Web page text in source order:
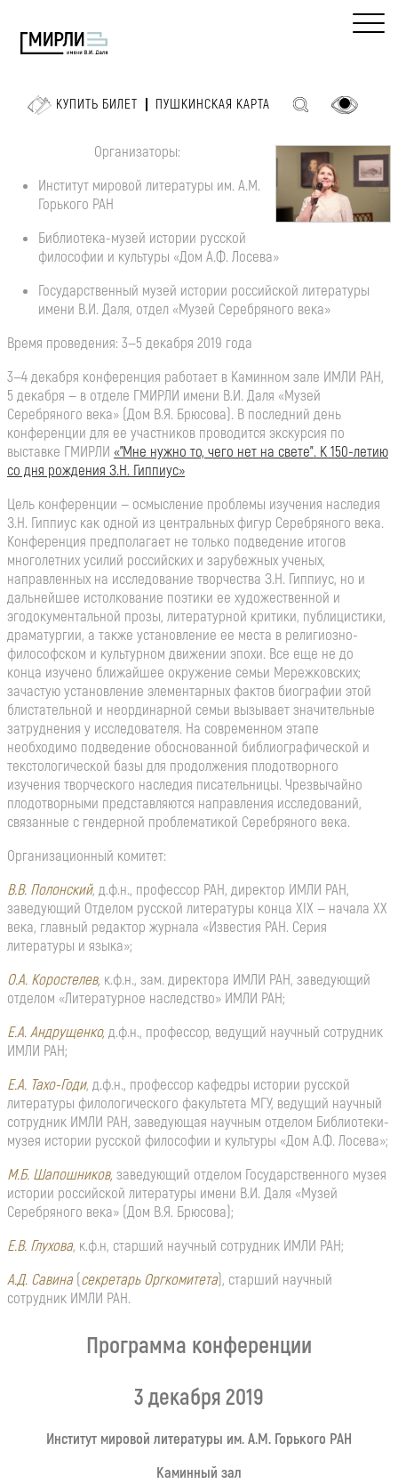
КУПИТЬ БИЛЕТ ПУШКИНСКАЯ КАРТА
Организаторы:
Институт мировой литературы им. А.М.
Горького РАН
Библиотека-музей истории русской
философии и культуры «Дом А.Ф. Лосева»
Государственный музей истории российской литературы
имени В.И. Даля, отдел «Музей Серебряного века»
Время проведения: 3—5 декабря 2019 года
3—4 декабря конференция работает в Каминном зале ИМЛИ РАН,
5 декабря — в отделе ГМИРЛИ имени В.И. Даля «Музей
Серебряного века» (Дом В.Я. Брюсова). В последний день
конференции для ее участников проводится экскурсия по
выставке ГМИРЛИ «”Мне нужно то, чего нет на свете”. К 150-летию
со дня рождения З.Н. Гиппиус»
Цель конференции — осмысление проблемы изучения наследия
З.Н. Гиппиус как одной из центральных фигур Серебряного века.
Конференция предполагает не только подведение итогов
многолетних усилий российских и зарубежных ученых,
направленных на исследование творчества З.Н. Гиппиус, но и
дальнейшее истолкование поэтики ее художественной и
эгодокументальной прозы, литературной критики, публицистики,
драматургии, а также установление ее места в религиозно-
философском и культурном движении эпохи. Все еще не до
конца изучено ближайшее окружение семьи Мережковских;
зачастую установление элементарных фактов биографии этой
блистательной и неординарной семьи вызывает значительные
затруднения у исследователя. На современном этапе
необходимо подведение обоснованной библиографической и
текстологической базы для продолжения плодотворного
изучения творческого наследия писательницы. Чрезвычайно
плодотворными представляются направления исследований,
связанные с гендерной проблематикой Серебряного века.
Организационный комитет:
В.В. Полонский, д.ф.н., профессор РАН, директор ИМЛИ РАН,
заведующий Отделом русской литературы конца XIX — начала XX
века, главный редактор журнала «Известия РАН. Серия
литературы и языка»;
О.А. Коростелев, к.ф.н., зам. директора ИМЛИ РАН, заведующий
отделом «Литературное наследство» ИМЛИ РАН;
Е.А. Андрущенко, д.ф.н., профессор, ведущий научный сотрудник
ИМЛИ РАН;
Е.А. Тахо-Годи, д.ф.н., профессор кафедры истории русской
литературы филологического факультета МГУ, ведущий научный
сотрудник ИМЛИ РАН, заведующая научным отделом Библиотеки-
музея истории русской философии и культуры «Дом А.Ф. Лосева»;
М.Б. Шапошников, заведующий отделом Государственного музея
истории российской литературы имени В.И. Даля «Музей
Серебряного века» (Дом В.Я. Брюсова);
Е.В. Глухова, к.ф.н, старший научный сотрудник ИМЛИ РАН;
А.Д. Савина (секретарь Оргкомитета), старший научный
сотрудник ИМЛИ РАН.
Программа конференции
3 декабря 2019
Институт мировой литературы им. А.М. Горького РАН
Каминный зал